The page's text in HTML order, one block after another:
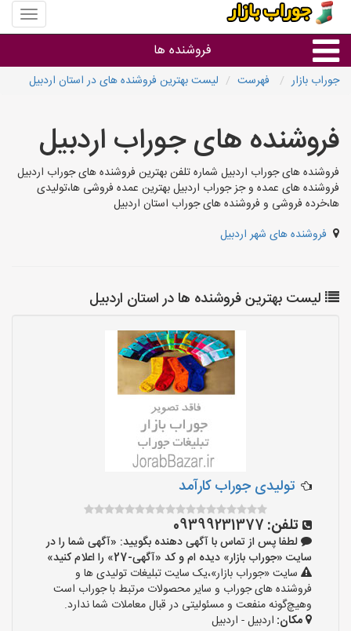
منوی
سایت
بازار
فروشنده ها
استان ها
جوراب بازار فهرست لیست بهترین فروشنده های در استان اردبیل
فروشنده های جوراب اردبیل
فروشنده های جوراب اردبیل شماره تلفن بهترین فروشنده های جوراب اردبیل
فروشنده های عمده و جز جوراب اردبیل بهترین عمده فروشی ها،تولیدی
ها،خرده فروشی و فروشنده های جوراب استان اردبیل
فروشنده های شهر اردبیل
لیست بهترین فروشنده ها در استان اردبیل
تولیدی جوراب کارآمد
تلفن: 09399231377
لطفا پس از تماس با آگهی دهنده بگویید: «آگهی شما را در
سایت «جوراب بازار» دیده ام و کد «آگهی-27» را اعلام کنید»
سایت «جوراب بازار»،یک سایت تبلیغات تولیدی ها و
فروشنده های جوراب و سایر محصولات مرتبط با جوراب است
وهیچ‌گونه منفعت و مسئولیتی در قبال معاملات شما ندارد.
مکان: اردبیل - اردبیل